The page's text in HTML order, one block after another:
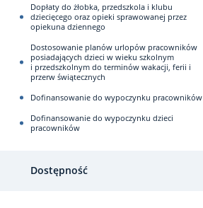
Dopłaty do żłobka, przedszkola i klubu
dziecięcego oraz opieki sprawowanej przez
opiekuna dziennego
Dostosowanie planów urlopów pracowników
posiadających dzieci w wieku szkolnym
i przedszkolnym do terminów wakacji, ferii i
przerw świątecznych
Dofinansowanie do wypoczynku pracowników
Dofinansowanie do wypoczynku dzieci
pracowników
Dostępność